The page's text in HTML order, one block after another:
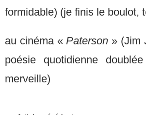
formidable) (je finis le
au cinéma « Paterson » (Jim
poésie quotidienne
merveille)